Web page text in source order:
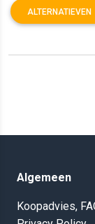
ALTERNATIEVEN
Algemeen
Koopadvies,